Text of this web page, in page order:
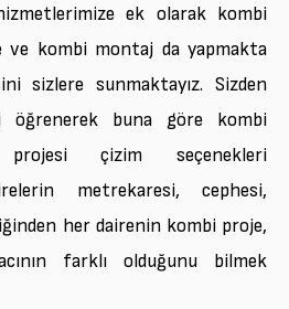
ek olarak kombi
ve kombi montaj da yapmakta
sizlere sunmaktayız. Sizden
öğrenerek buna göre kombi
çizim seçenekleri
metrekaresi, cephesi,
her dairenin kombi proje,
farklı olduğunu bilmek